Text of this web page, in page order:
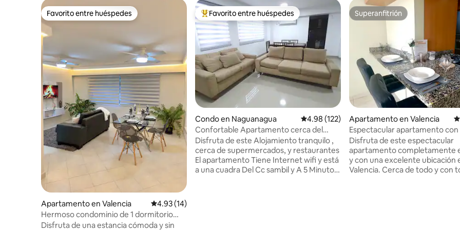
Favorito entre huéspedes
Favorito entre huéspedes
Apartamento en Valencia Calificación promedio: 4.93 de 5, 14 reseñas
4.93 (14)
Hermoso condominio de 1 dormitorio
con energía de respaldo completa y wifi
Disfruta de una estancia cómoda y sin
Favorito entre huéspedes preferido
Favorito entre huéspedes
Condo en Naguanagua Calificación promedio: 4.98 de 5, 122 reseñas
4.98 (122)
Confortable Apartamento cerca del
Sambil
Disfruta de este Alojamiento tranquilo ,
cerca de supermercados, y restaurantes
El apartamento Tiene Internet wifi y está
a una cuadra Del Cc sambil y A 5 Minutos
Superanfitrión
Superanfitrión
Apartamento en Valencia
Espectacular apartamento con
fibra óptica
Disfruta de este espectacular
apartamento completamente
y con una excelente ubicación
Valencia. Cerca de todo y con